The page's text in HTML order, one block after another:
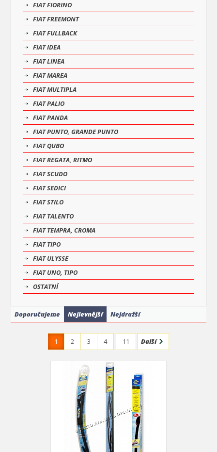
FIAT FIORINO
FIAT FREEMONT
FIAT FULLBACK
FIAT IDEA
FIAT LINEA
FIAT MAREA
FIAT MULTIPLA
FIAT PALIO
FIAT PANDA
FIAT PUNTO, GRANDE PUNTO
FIAT QUBO
FIAT REGATA, RITMO
FIAT SCUDO
FIAT SEDICI
FIAT STILO
FIAT TALENTO
FIAT TEMPRA, CROMA
FIAT TIPO
FIAT ULYSSE
FIAT UNO, TIPO
OSTATNÍ
Doporučujeme Nejlevnější Nejdražší
1 2 3 4 11 Další